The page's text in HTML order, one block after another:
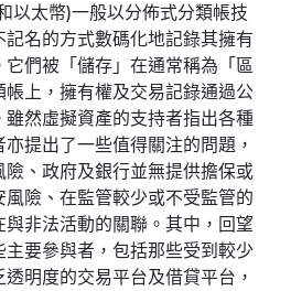
以太幣)一般以分佈式分類帳技
名的方式數碼化地記錄其擁有
們被「儲存」在通常稱為「區
上，擁有權及交易記錄通過公
然虛擬資產的支持者指出各種
提出了一些值得關注的問題，
、政府及銀行並無提供擔保或
險、在監管較少或不受監管的
非法活動的關聯。其中，回望
要參與者，包括那些受到較少
明度的交易平台及借貸平台，